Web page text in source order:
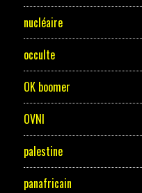
nucléaire
occulte
OK boomer
OVNI
palestine
panafricain